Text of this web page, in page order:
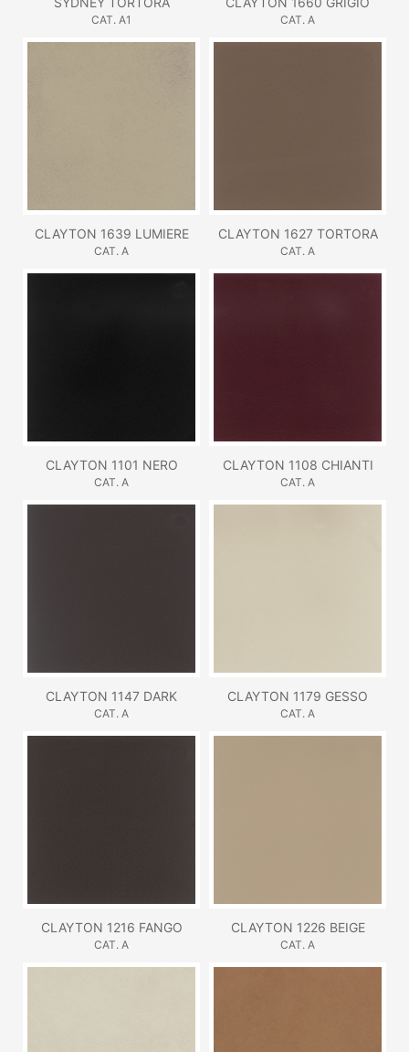
CAT. A1 CAT. A
CLAYTON 1639 LUMIERE
CAT. A
CLAYTON 1627 TORTORA
CAT. A
CLAYTON 1101 NERO
CAT. A
CLAYTON 1108 CHIANTI
CAT. A
CLAYTON 1147 DARK
CAT. A
CLAYTON 1179 GESSO
CAT. A
CLAYTON 1216 FANGO
CAT. A
CLAYTON 1226 BEIGE
CAT. A